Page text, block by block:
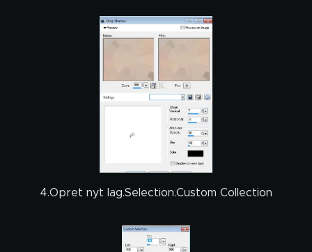
4.Opret nyt lag.Selection.Custom Collection